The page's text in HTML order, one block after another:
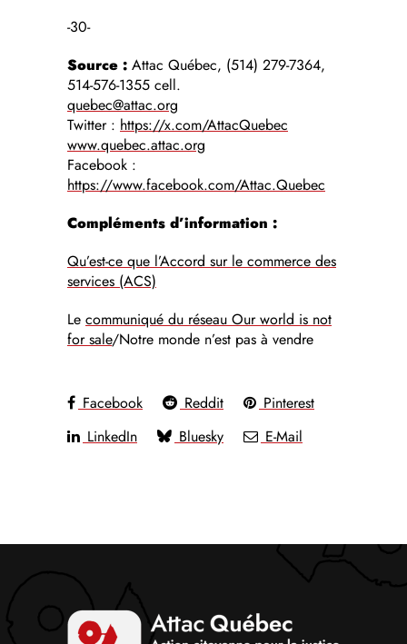
-30-
Source : Attac Québec, (514) 279-7364,
514-576-1355 cell.
quebec@attac.org
Twitter : https://x.com/AttacQuebec
www.quebec.attac.org
Facebook :
https://www.facebook.com/Attac.Quebec
Compléments d’information :
Qu’est-ce que l’Accord sur le commerce des
services (ACS)
Le communiqué du réseau Our world is not
for sale/Notre monde n’est pas à vendre
Facebook Reddit
Pinterest
LinkedIn
Bluesky E-Mail